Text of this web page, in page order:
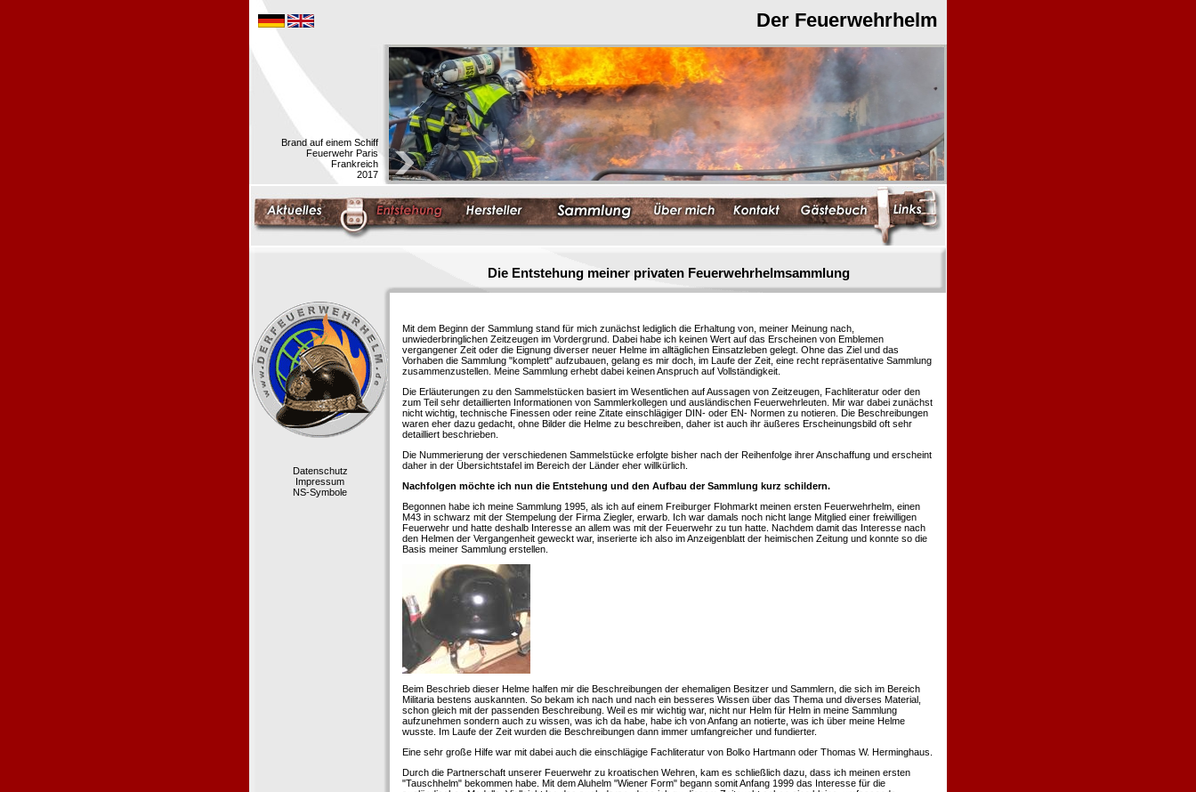
Der Feuerwehrhelm
Brand auf einem Schiff
Feuerwehr Paris
Frankreich
2017
Die Entstehung meiner privaten Feuerwehrhelmsammlung
Datenschutz
Impressum
NS-Symbole
Mit dem Beginn der Sammlung stand für mich zunächst lediglich die Erhaltung von, meiner Meinung nach,
unwiederbringlichen Zeitzeugen im Vordergrund. Dabei habe ich keinen Wert auf das Erscheinen von Emblemen
vergangener Zeit oder die Eignung diverser neuer Helme im alltäglichen Einsatzleben gelegt. Ohne das Ziel und das
Vorhaben die Sammlung "komplett" aufzubauen, gelang es mir doch, im Laufe der Zeit, eine recht repräsentative Sammlung
zusammenzustellen. Meine Sammlung erhebt dabei keinen Anspruch auf Vollständigkeit.
Die Erläuterungen zu den Sammelstücken basiert im Wesentlichen auf Aussagen von Zeitzeugen, Fachliteratur oder den
zum Teil sehr detaillierten Informationen von Sammlerkollegen und ausländischen Feuerwehrleuten. Mir war dabei zunächst
nicht wichtig, technische Finessen oder reine Zitate einschlägiger DIN- oder EN- Normen zu notieren. Die Beschreibungen
waren eher dazu gedacht, ohne Bilder die Helme zu beschreiben, daher ist auch ihr äußeres Erscheinungsbild oft sehr
detailliert beschrieben.
Die Nummerierung der verschiedenen Sammelstücke erfolgte bisher nach der Reihenfolge ihrer Anschaffung und erscheint
daher in der Übersichtstafel im Bereich der Länder eher willkürlich.
Nachfolgen möchte ich nun die Entstehung und den Aufbau der Sammlung kurz schildern.
Begonnen habe ich meine Sammlung 1995, als ich auf einem Freiburger Flohmarkt meinen ersten Feuerwehrhelm, einen
M43 in schwarz mit der Stempelung der Firma Ziegler, erwarb. Ich war damals noch nicht lange Mitglied einer freiwilligen
Feuerwehr und hatte deshalb Interesse an allem was mit der Feuerwehr zu tun hatte. Nachdem damit das Interesse nach
den Helmen der Vergangenheit geweckt war, inserierte ich also im Anzeigenblatt der heimischen Zeitung und konnte so die
Basis meiner Sammlung erstellen.
Beim Beschrieb dieser Helme halfen mir die Beschreibungen der ehemaligen Besitzer und Sammlern, die sich im Bereich
Militaria bestens auskannten. So bekam ich nach und nach ein besseres Wissen über das Thema und diverses Material,
schon gleich mit der passenden Beschreibung. Weil es mir wichtig war, nicht nur Helm für Helm in meine Sammlung
aufzunehmen sondern auch zu wissen, was ich da habe, habe ich von Anfang an notierte, was ich über meine Helme
wusste. Im Laufe der Zeit wurden die Beschreibungen dann immer umfangreicher und fundierter.
Eine sehr große Hilfe war mit dabei auch die einschlägige Fachliteratur von Bolko Hartmann oder Thomas W. Herminghaus.
Durch die Partnerschaft unserer Feuerwehr zu kroatischen Wehren, kam es schließlich dazu, dass ich meinen ersten
"Tauschhelm" bekommen habe. Mit dem Aluhelm "Wiener Form" begann somit Anfang 1999 das Interesse für die